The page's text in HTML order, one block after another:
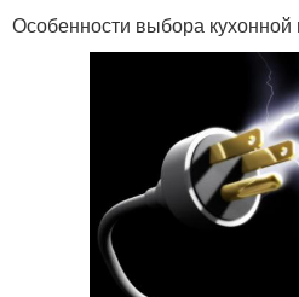
Особенности выбора